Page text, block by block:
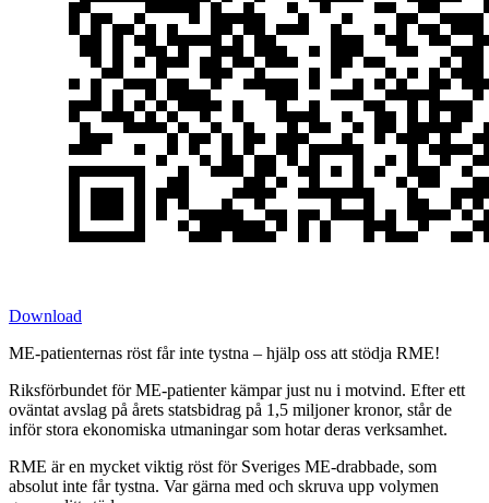
Download
ME-patienternas röst får inte tystna – hjälp oss att stödja RME!
Riksförbundet för ME-patienter kämpar just nu i motvind. Efter ett
oväntat avslag på årets statsbidrag på 1,5 miljoner kronor, står de
inför stora ekonomiska utmaningar som hotar deras verksamhet.
RME är en mycket viktig röst för Sveriges ME-drabbade, som
absolut inte får tystna. Var gärna med och skruva upp volymen